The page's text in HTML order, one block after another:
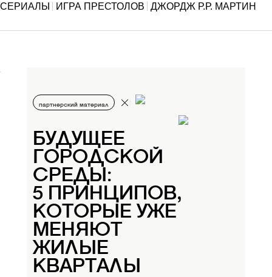
СЕРИАЛЫ ИГРА ПРЕСТОЛОВ ДЖОРДЖ Р.Р. МАРТИН
партнерский материал
БУДУЩЕЕ
ГОРОДСКОЙ
СРЕДЫ:
5 ПРИНЦИПОВ,
КОТОРЫЕ УЖЕ
МЕНЯЮТ
ЖИЛЫЕ
КВАРТАЛЫ